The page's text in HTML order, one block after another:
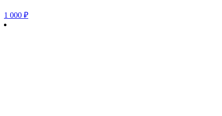
1 000 ₽